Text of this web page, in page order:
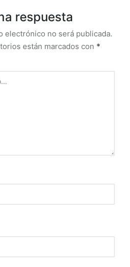
respuesta
electrónico no será publicada.
están marcados con *